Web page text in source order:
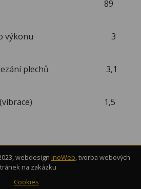
výkon 89
výkonu 3
- řezání plechů 3,1
K 2 (vibrace) 1,5
webdesign inoWeb, tvorba webových
na zakázku
Cookies